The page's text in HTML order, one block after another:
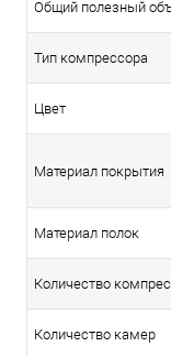
Общий полезный
Тип компрессора
Цвет
Материал покрытия
Материал полок
Количество
Количество камер